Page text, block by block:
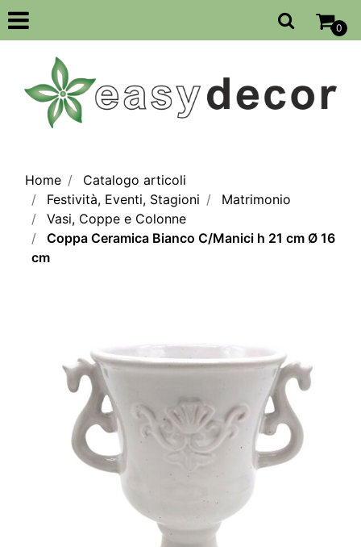
Open
0
Home
Catalogo articoli
Festività, Eventi, Stagioni
Matrimonio
Vasi, Coppe e Colonne
Coppa Ceramica Bianco C/Manici h 21 cm Ø 16
cm